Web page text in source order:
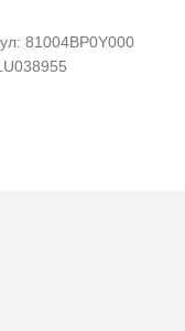
81004BP0Y000